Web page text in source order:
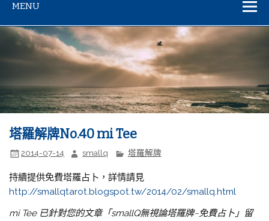
MENU
塔羅解牌No.40 mi Tee
2014-07-14 smallq 塔羅解牌
持續提供免費塔羅占卜，詳情請見
http://smallqtarot.blogspot.tw/2014/02/smallq.html
mi Tee 已針對您的文章「smallQ無視論塔羅牌~免費占卜」留